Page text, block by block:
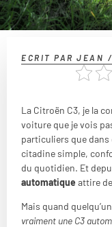
ECRIT PAR JEAN
La Citroën C3, je la
voiture que je vois
particuliers que dans
citadine simple,
du quotidien. Et
automatique attire
Mais quand
vraiment une C3